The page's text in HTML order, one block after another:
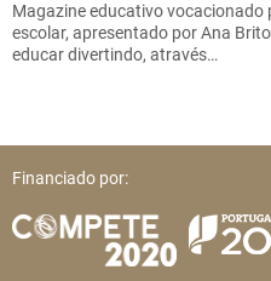
Magazine educativo vocacionado
escolar, apresentado por Ana
educar divertindo, através…
Financiado por: